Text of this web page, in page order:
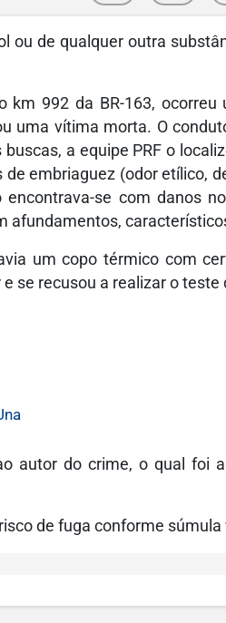
ou de qualquer outra
km 992 da BR-163,
uma vítima morta. O
a equipe PRF o
embriaguez (odor etílico,
se com danos
afundamentos,
um copo térmico com
se recusou a realizar o teste
autor do crime, o qual foi
de fuga conforme súmula